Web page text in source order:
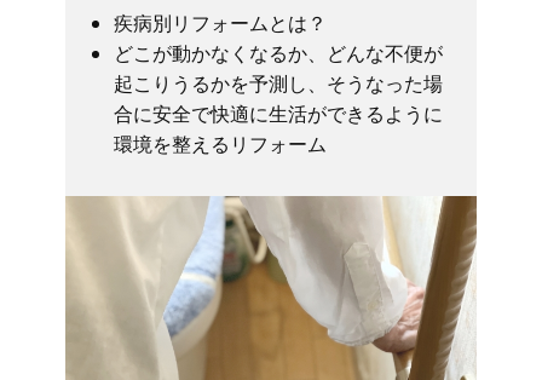
疾病別リフォームとは？
どこが動かなくなるか、どんな不便が
起こりうるかを予測し、そうなった場
合に安全で快適に生活ができるように
環境を整えるリフォーム